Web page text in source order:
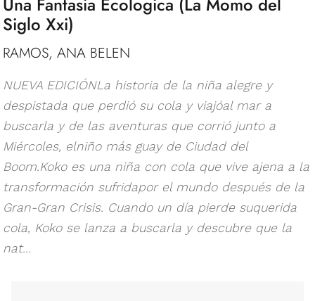
Siglo Xxi)
RAMOS, ANA BELEN
NUEVA EDICIÓNLa historia de la niña alegre y
despistada que perdió su cola y viajóal mar a
buscarla y de las aventuras que corrió junto a
Miércoles, elniño más guay de Ciudad del
Boom.Koko es una niña con cola que vive ajena a la
transformación sufridapor el mundo después de la
Gran-Gran Crisis. Cuando un día pierde suquerida
cola, Koko se lanza a buscarla y descubre que la
nat...